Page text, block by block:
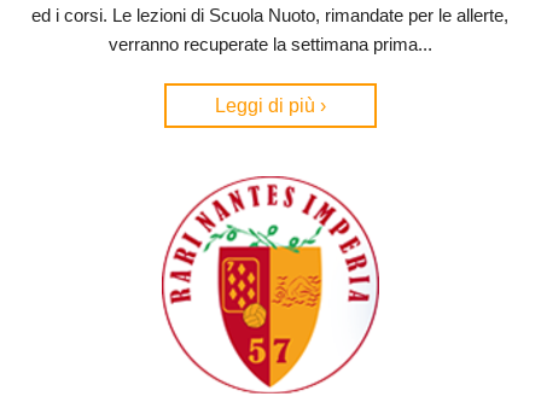
ed i corsi. Le lezioni di Scuola Nuoto, rimandate per le allerte,
verranno recuperate la settimana prima...
Leggi di più ›